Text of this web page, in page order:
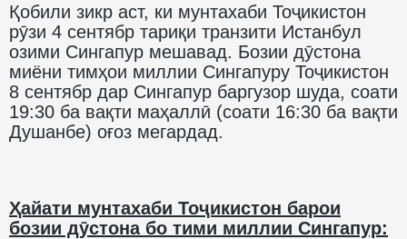
Қобили зикр аст, ки мунтахаби Тоҷикистон
рӯзи 4 сентябр тариқи транзити Истанбул
озими Сингапур мешавад. Бозии дӯстона
миёни тимҳои миллии Сингапуру Тоҷикистон
8 сентябр дар Сингапур баргузор шуда, соати
19:30 ба вақти маҳаллӣ (соати 16:30 ба вақти
Душанбе) оғоз мегардад.
Ҳайати мунтахаби Тоҷикистон барои
бозии дӯстона бо тими миллии Сингапур: